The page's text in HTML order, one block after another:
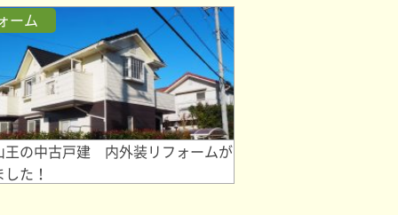
ーム
王の中古戸建 内外装リフォームが
た！